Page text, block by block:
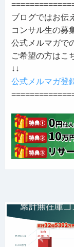
ブログではお伝
コンサル生の募
公式メルマガで
ご希望の方はこ
↓↓
公式メルマガ登